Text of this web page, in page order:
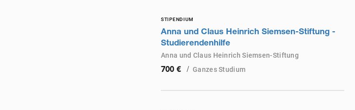
STIPENDIUM
Anna und Claus Heinrich Siemsen-Stiftung -
Studierendenhilfe
Anna und Claus Heinrich Siemsen-Stiftung
700 €
/ Ganzes Studium